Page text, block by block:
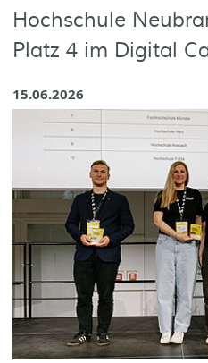
Hochschule
Platz 4 im Digital
15.06.2026